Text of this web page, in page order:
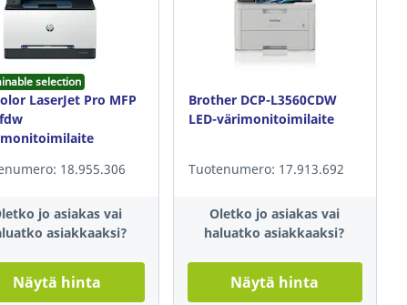
selection
LaserJet Pro MFP
18.955.306
jo asiakas vai
asiakkaaksi?
Näytä hinta
Brother DCP-L3560CDW
LED-värimonitoimilaite
Tuotenumero: 17.913.692
Oletko jo asiakas vai
haluatko asiakkaaksi?
Näytä hinta